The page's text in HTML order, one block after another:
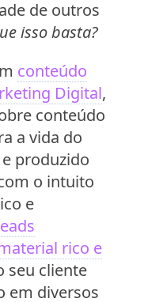
de outros
isso basta?
conteúdo
Digital,
conteúdo
a vida do
produzido
o intuito
e
rico e
seu cliente
em diversos